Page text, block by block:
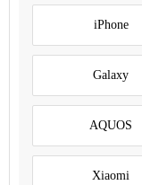
iPhone
Galaxy
AQUOS
Xiaomi